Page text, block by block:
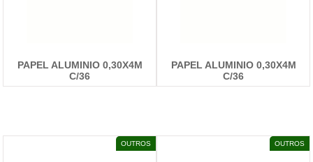
PAPEL ALUMINIO 0,30X4M
C/36
PAPEL ALUMINIO 0,30X4M
C/36
OUTROS OUTROS